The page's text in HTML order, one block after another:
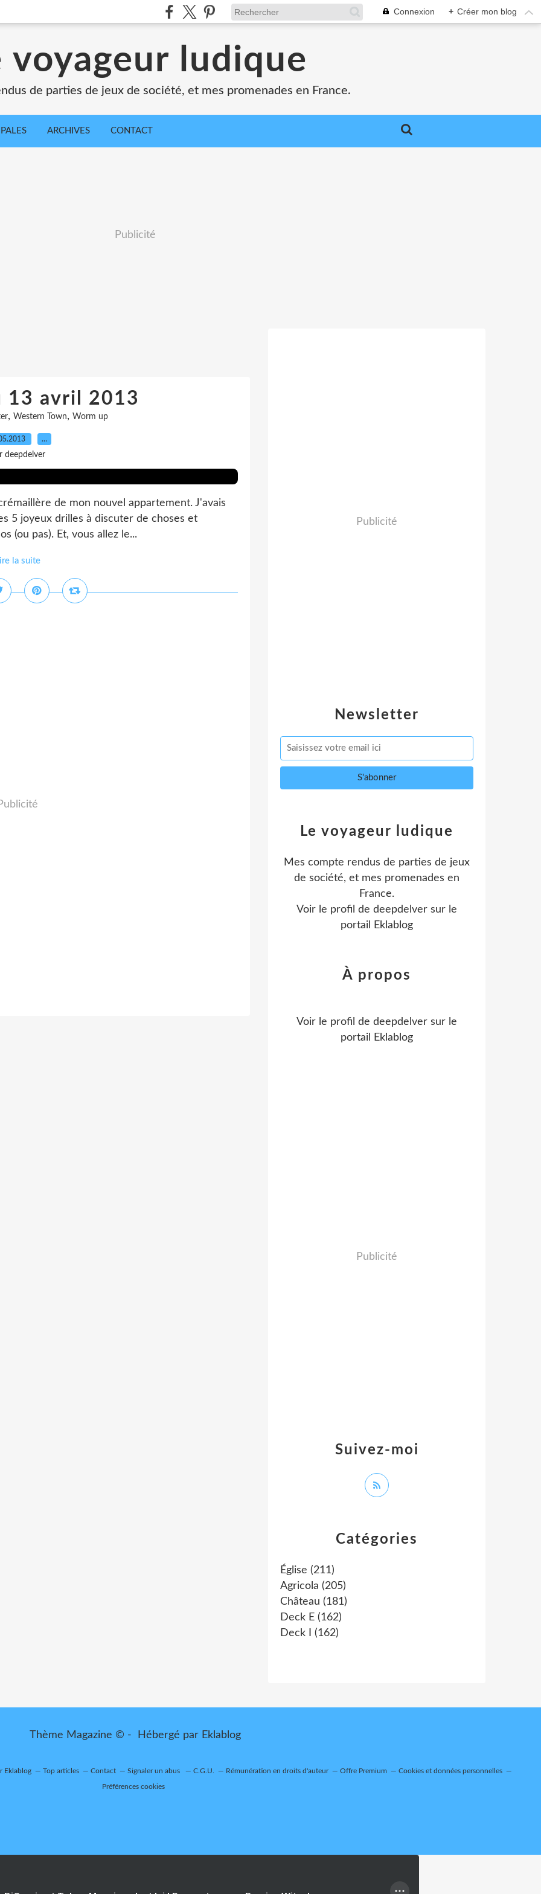
Connexion + Créer mon blog
voyageur ludique
de parties de jeux de société, et mes promenades en France.
ARCHIVES CONTACT
Publicité
13 avril 2013
, Western Town, Worm up
…
deepdelver
de mon nouvel appartement. J'avais
5 joyeux drilles à discuter de choses et
(ou pas). Et, vous allez le...
la suite
Newsletter
Publicité
Catégories
Église (211)
Agricola (205)
Château (181)
Deck E (162)
Deck I
(162)
Le voyageur ludique
Mes compte rendus de parties de jeux
de société, et mes promenades en
France.
Voir le profil de deepdelver sur le
portail Eklablog
Suivez-moi
À propos
Voir le profil de deepdelver sur le
portail Eklablog
Publicité
Thème Magazine © - Hébergé par Eklablog
Eklablog Top articles Contact Signaler un abus C.G.U. Rémunération en droits d'auteur Offre Premium Cookies et données personnelles
Préférences cookies